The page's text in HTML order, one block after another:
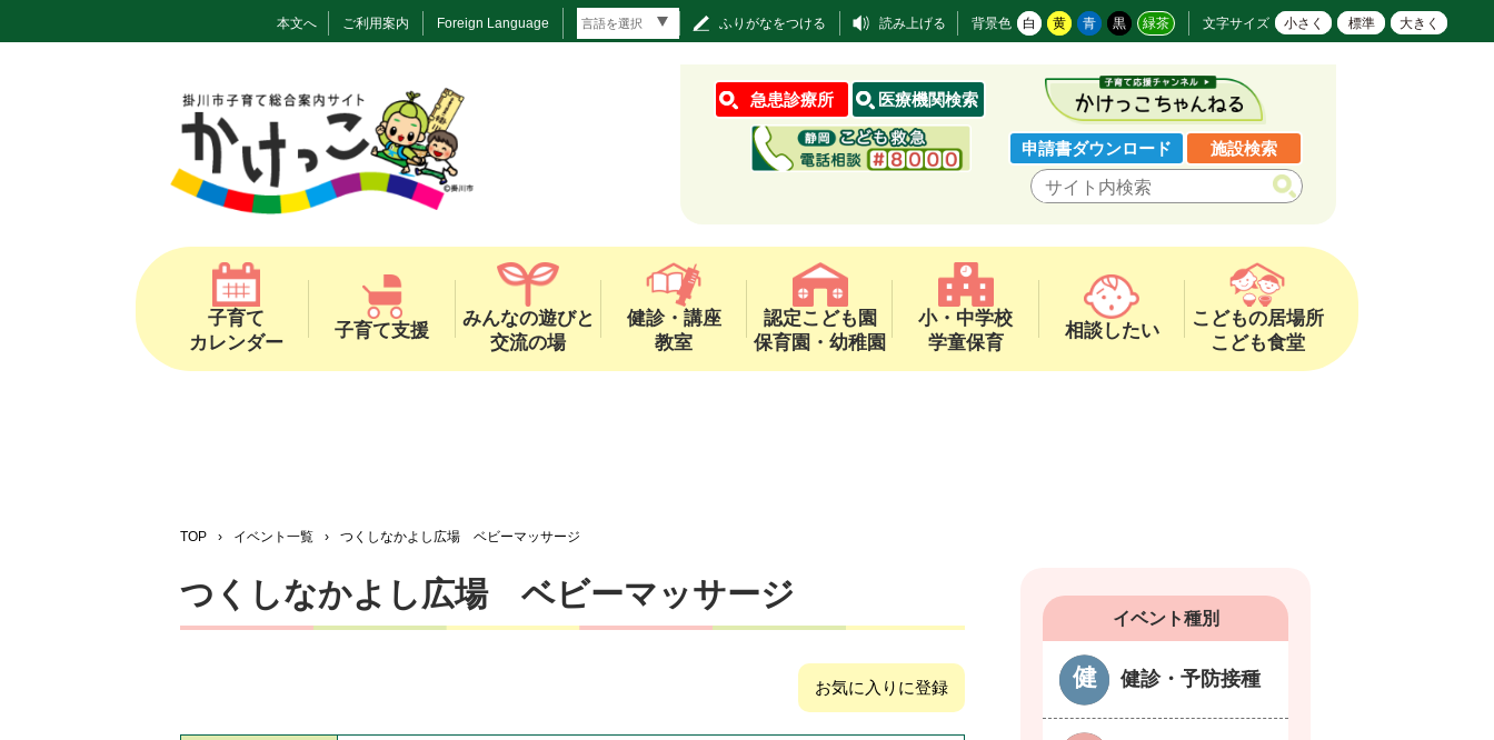
本文へ ご利用案内 Foreign Language ふりがなをつける 読み上げる 背景色 白 黄 青 黒 緑茶 文字サイズ 小さく 標準 大きく
急患診療所 医療機関検索
申請書ダウンロード 施設検索
子育て
カレンダー
子育て支援
みんなの遊びと
交流の場
健診・講座
教室
認定こども園
保育園・幼稚園
小・中学校
学童保育
相談したい
こどもの居場所
こども食堂
TOP › イベント一覧 › つくしなかよし広場 ベビーマッサージ
つくしなかよし広場 ベビーマッサージ
お気に入りに登録
イベント種別
健診・予防接種